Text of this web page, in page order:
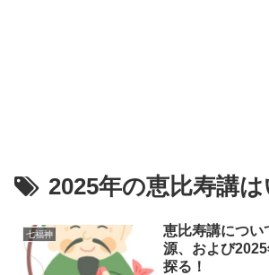
2025年の恵比寿講
七福神
恵比寿講につい
源、および
探る！